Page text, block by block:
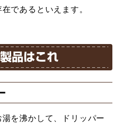
であるといえます。
品はこれ
を沸かして、ドリッパー